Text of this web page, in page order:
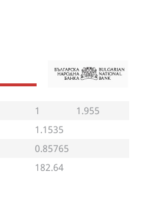
1
1.955
1.1535
0.85765
182.64